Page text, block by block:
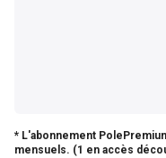
* L'abonnement
mensuels. (1 en accès